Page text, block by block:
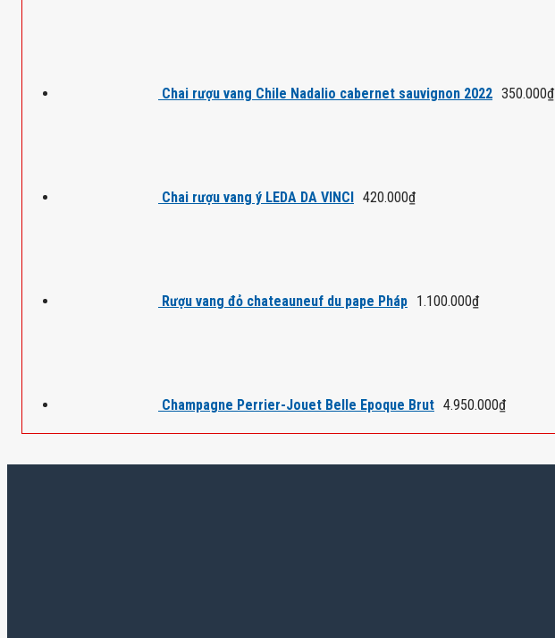
Chai rượu vang Chile Nadalio cabernet sauvignon 2022 350.000₫
Chai rượu vang ý LEDA DA VINCI 420.000₫
Rượu vang đỏ chateauneuf du pape Pháp 1.100.000₫
Champagne Perrier-Jouet Belle Epoque Brut 4.950.000₫